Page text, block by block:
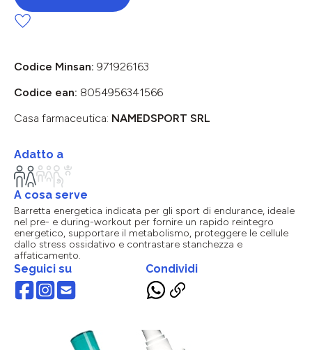
Codice Minsan: 971926163
Codice ean: 8054956341566
Casa farmaceutica: NAMEDSPORT SRL
Adatto a
A cosa serve
Barretta energetica indicata per gli sport di endurance, ideale
nel pre- e during-workout per fornire un rapido reintegro
energetico, supportare il metabolismo, proteggere le cellule
dallo stress ossidativo e contrastare stanchezza e
affaticamento.
Seguici su Condividi